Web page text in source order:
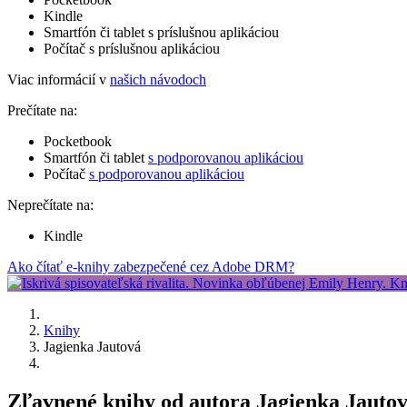
Kindle
Smartfón či tablet s príslušnou aplikáciou
Počítač s príslušnou aplikáciou
Viac informácií v našich návodoch
Prečítate na:
Pocketbook
Smartfón či tablet s podporovanou aplikáciou
Počítač s podporovanou aplikáciou
Neprečítate na:
Kindle
Ako čítať e-knihy zabezpečené cez Adobe DRM?
Knihy
Jagienka Jautová
Zľavnené knihy od autora Jagienka